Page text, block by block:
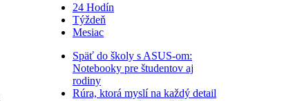
24 Hodín
Týždeň
Mesiac
Späť do školy s ASUS-om:
Notebooky pre študentov aj
rodiny
Rúra, ktorá myslí na každý detail